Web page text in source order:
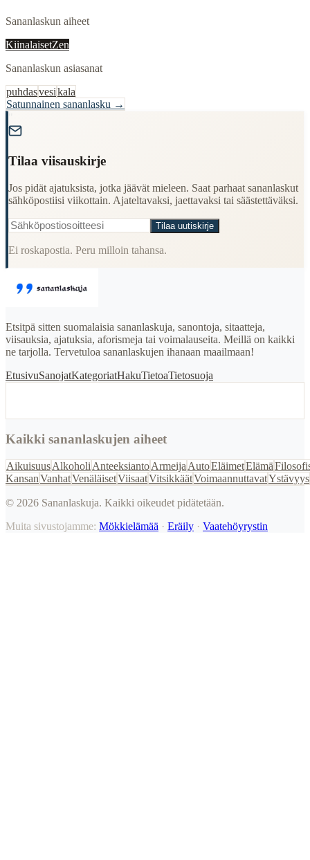
Sananlaskun aiheet
KiinalaisetZen
Sananlaskun asiasanat
puhdasvesikala
Satunnainen sananlasku →
Tilaa viisauskirje
Jos pidät ajatuksista, jotka jäävät mieleen. Saat parhaat sananlaskut
sähköpostiisi viikottain. Ajateltavaksi, jaettavaksi tai säästettäväksi.
Tilaa uutiskirje
Ei roskapostia. Peru milloin tahansa.
Etsitpä sitten suomalaisia sananlaskuja, sanontoja, sitaatteja,
viisauksia, ajatuksia, aforismeja tai voimalauseita. Meillä on kaikki
ne tarjolla. Tervetuloa sananlaskujen ihanaan maailmaan!
EtusivuSanojatKategoriatHakuTietoaTietosuoja
Kaikki sananlaskujen aiheet
AikuisuusAlkoholi AnteeksiantoArmeija AutoEläimetElämä
KansanVanhatVenäläisetViisaatVitsikkäätVoimaannuttavatYstävyys
© 2026 Sananlaskuja. Kaikki oikeudet pidätetään.
Muita sivustojamme: Mökkielämää · Eräily · Vaatehöyrystin